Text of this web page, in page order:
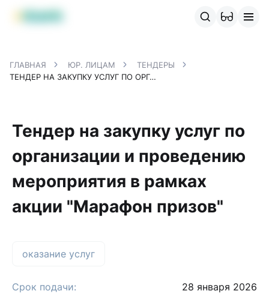
Продукты MBANK
ГЛАВНАЯ ЮР. ЛИЦАМ
ТЕНДЕРЫ
ТЕНДЕР НА ЗАКУПКУ УСЛУГ ПО ОРГАНИЗАЦИИ И ПРОВЕДЕНИЮ МЕРОПРИЯТИЯ В РАМКАХ АКЦИИ "МАРАФОН ПРИЗОВ"
Тендер на закупку услуг по
организации и проведению
мероприятия в рамках
акции "Марафон призов"
оказание услуг
Срок подачи:
28 января 2026